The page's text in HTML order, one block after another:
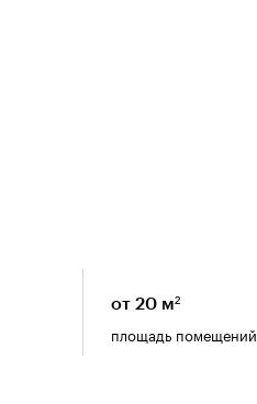
от 20 м²
площадь помещений